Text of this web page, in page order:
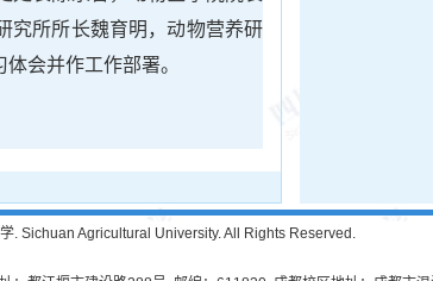
究所所长魏育明，动物营养研
会并作工作部署。
. Sichuan Agricultural University. All Rights Reserved.